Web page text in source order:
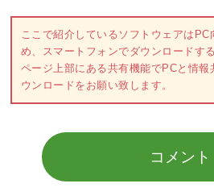
ここで紹介しているソフトウェアは
め、スマートフォンでダウンロードす
ページ上部にある共有機能でPCと情
ウンロードをお願い致します。
コメント